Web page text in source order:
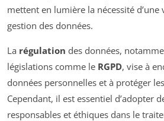
mettent en lumière la nécessité d’une
gestion des données.
La régulation des données,
législations comme le RGPD, vise à
données personnelles et à protéger
Cependant, il est essentiel d’adopter
responsables et éthiques dans le